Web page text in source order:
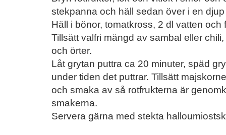
stekpanna och häll sedan över i en
Häll i bönor, tomatkross, 2 dl vatten
Tillsätt valfri mängd av sambal eller
och örter.
Låt grytan puttra ca 20 minuter, späd
under tiden det puttrar. Tillsätt
och smaka av så rotfrukterna är
smakerna.
Servera gärna med stekta